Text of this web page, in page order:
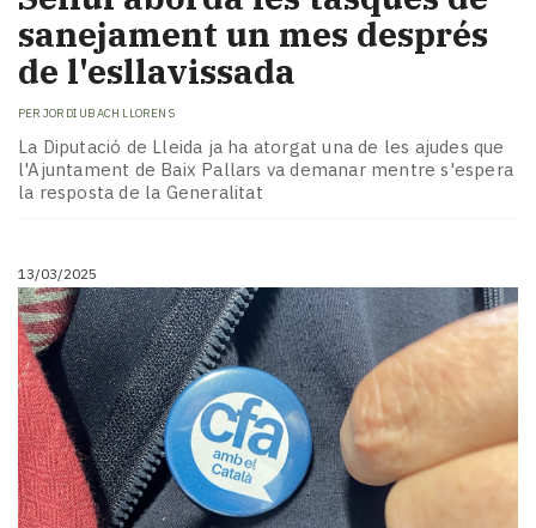
sanejament un mes després
de l'esllavissada
PER JORDI UBACH LLORENS
La Diputació de Lleida ja ha atorgat una de les ajudes que
l'Ajuntament de Baix Pallars va demanar mentre s'espera
la resposta de la Generalitat
13/03/2025